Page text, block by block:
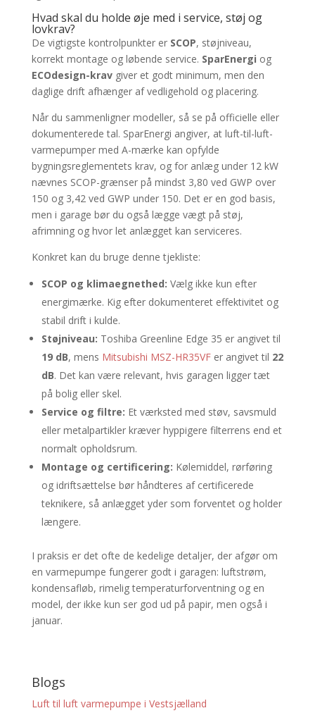
Hvad skal du holde øje med i service, støj og
lovkrav?
De vigtigste kontrolpunkter er SCOP, støjniveau,
korrekt montage og løbende service. SparEnergi og
ECOdesign-kravgiver et godt minimum, men den
daglige drift afhænger af vedligehold og placering.
Når du sammenligner modeller, så se på officielle eller
dokumenterede tal. SparEnergi angiver, at luft-til-luft-
varmepumper med A-mærke kan opfylde
bygningsreglementets krav, og for anlæg under 12 kW
nævnes SCOP-grænser på mindst 3,80 ved GWP over
150 og 3,42 ved GWP under 150. Det er en god basis,
men i garage bør du også lægge vægt på støj,
afrimning og hvor let anlægget kan serviceres.
Konkret kan du bruge denne tjekliste:
SCOP og klimaegnethed: Vælg ikke kun efter
energimærke. Kig efter dokumenteret effektivitet og
stabil drift i kulde.
Støjniveau: Toshiba Greenline Edge 35 er angivet til
19 dB, mens Mitsubishi MSZ-HR35VFer angivet til 22
dB. Det kan være relevant, hvis garagen ligger tæt
på bolig eller skel.
Service og filtre: Et værksted med støv, savsmuld
eller metalpartikler kræver hyppigere filterrens end et
normalt opholdsrum.
Montage og certificering: Kølemiddel, rørføring
og idriftsættelse bør håndteres af certificerede
teknikere, så anlægget yder som forventet og holder
længere.
I praksis er det ofte de kedelige detaljer, der afgør om
en varmepumpe fungerer godt i garagen: luftstrøm,
kondensafløb, rimelig temperaturforventning og en
model, der ikke kun ser god ud på papir, men også i
januar.
Blogs
Luft til luft varmepumpe i Vestsjælland